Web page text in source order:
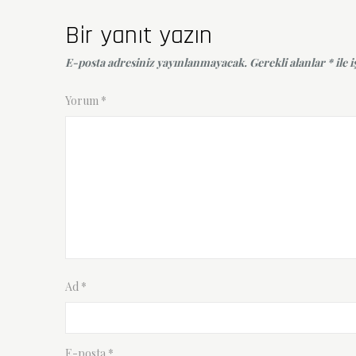
Bir yanıt yazın
E-posta adresiniz yayınlanmayacak. Gerekli alanlar *ile
Yorum *
Ad *
E-posta *